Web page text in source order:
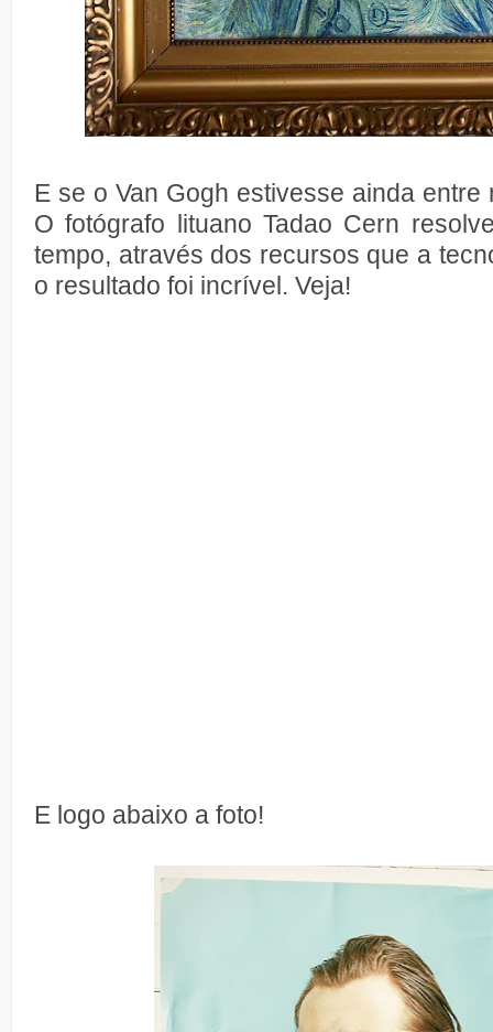
E se o Van Gogh estivesse ainda
O fotógrafo lituano Tadao Cern
tempo, através dos recursos que a
o resultado foi incrível. Veja!
E logo abaixo a foto!